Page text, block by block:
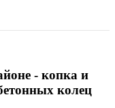
- копка и
колец